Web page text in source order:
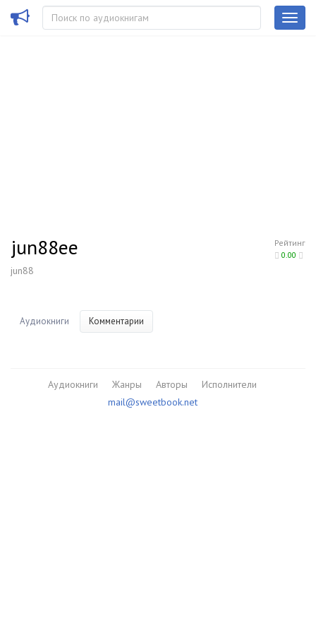
Рейтинг
0.00
jun88ee
jun88
Аудиокниги Комментарии
Аудиокниги Жанры Авторы
Исполнители
mail@sweetbook.net